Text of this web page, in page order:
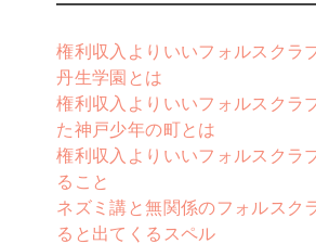
権利収入よりいいフォルスクラ
丹生学園とは
権利収入よりいいフォルスクラ
た神戸少年の町とは
権利収入よりいいフォルスクラ
ること
ネズミ講と無関係のフォルスク
ると出てくるスペル